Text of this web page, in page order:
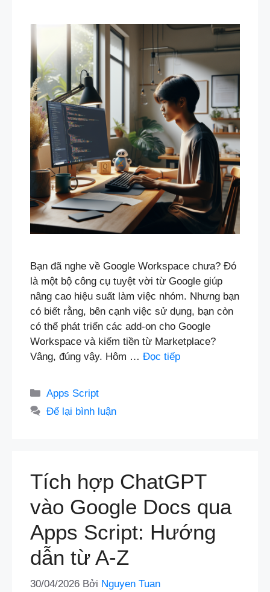
Bạn đã nghe về Google Workspace chưa? Đó
là một bộ công cụ tuyệt vời từ Google giúp
nâng cao hiệu suất làm việc nhóm. Nhưng bạn
có biết rằng, bên cạnh việc sử dụng, bạn còn
có thể phát triển các add-on cho Google
Workspace và kiếm tiền từ Marketplace?
Vâng, đúng vậy. Hôm … Đọc tiếp
Danh
mục
Apps Script
Để lại bình luận
Tích hợp ChatGPT
vào Google Docs qua
Apps Script: Hướng
dẫn từ A-Z
30/04/2026 Bởi Nguyen Tuan